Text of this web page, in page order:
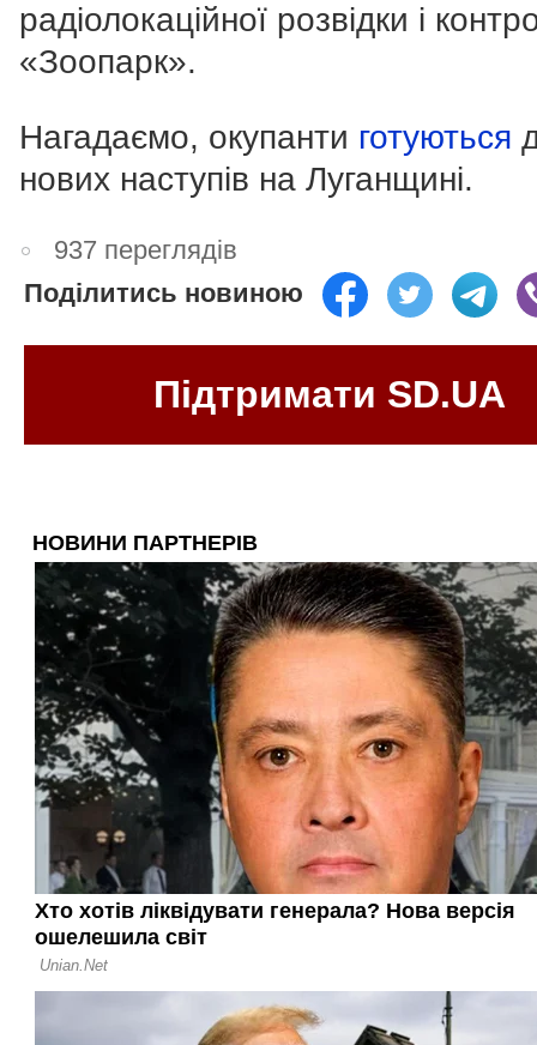
радіолокаційної розвідки і
«Зоопарк».
Нагадаємо, окупанти готуються
нових наступів на Луганщині.
937 переглядів
Поділитись новиною
Підтримати SD.UA